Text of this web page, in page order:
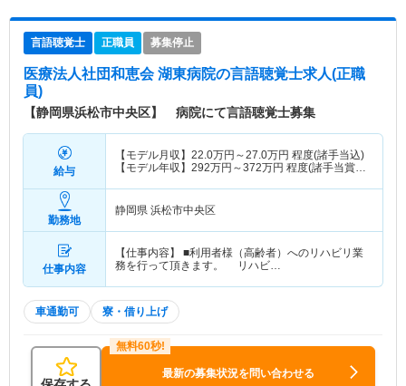
言語聴覚士 正職員 募集停止
医療法人社団和恵会 湖東病院の言語聴覚士求人(正職
員)
【静岡県浜松市中央区】 病院にて言語聴覚士募集
給与
【モデル月収】 22.0万円～27.0万円 程度(諸手当込)
【モデル年収】 292万円～372万円 程度(諸手当賞与
勤務地
静岡県 浜松市中央区
仕事内容
【仕事内容】 ■利用者様（高齢者）へのリハビリ業
務を行って頂きます。 リハビ…
車通勤可 寮・借り上げ
最新の募集状況を問い合わせる